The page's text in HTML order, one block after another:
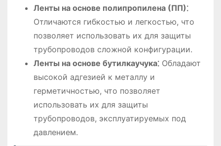
Ленты на основе полипропилена (ПП)⁚
Отличаются гибкостью и легкостью, что
позволяет использовать их для защиты
трубопроводов сложной конфигурации.
Ленты на основе бутилкаучука⁚Обладают
высокой адгезией к металлу и
герметичностью, что позволяет
использовать их для защиты
трубопроводов, эксплуатируемых под
давлением.